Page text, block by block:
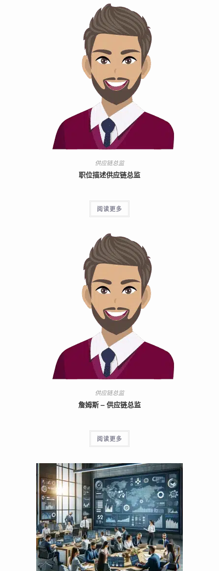
供应链总监
职位描述供应链总监
阅读更多
供应链总监
詹姆斯 – 供应链总监
阅读更多